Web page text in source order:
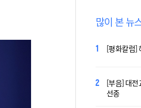
많이 본 뉴
[평화칼럼]
[부음] 대전
선종
2027 서울
오늘 공개…
2027 서울
제가 공개…